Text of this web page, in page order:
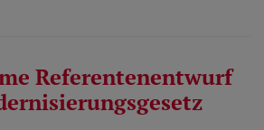
Referentenentwurf